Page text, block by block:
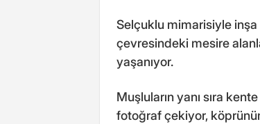
Selçuklu mimarisiyle
çevresindeki mesire
yaşanıyor.
Muşluların yanı sıra
fotoğraf çekiyor,